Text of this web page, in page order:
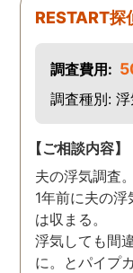
RESTART探
調査費用:
調査種別:
【ご相談内容】
夫の浮気調査。
1年前に夫の
は収まる。
浮気しても間
に。とパイプ